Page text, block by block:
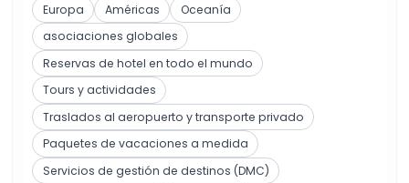
Europa
Américas
Oceanía
asociaciones globales
Reservas de hotel en todo el mundo
Tours y actividades
Traslados al aeropuerto y transporte privado
Paquetes de vacaciones a medida
Servicios de gestión de destinos (DMC)